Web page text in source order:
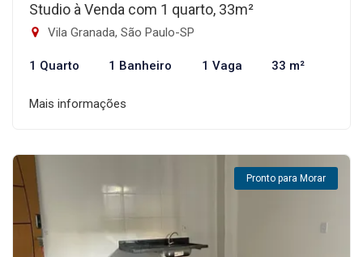
Studio à Venda com 1 quarto, 33m²
Vila Granada, São Paulo-SP
1 Quarto 1 Banheiro 1 Vaga 33 m²
Mais informações
Pronto para Morar